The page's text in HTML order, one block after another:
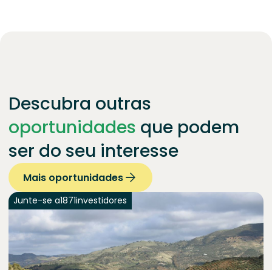
Descubra outras
oportunidades que podem
ser do seu interesse
Mais oportunidades
Junte-se a1871investidores